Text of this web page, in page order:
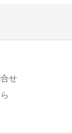
せ